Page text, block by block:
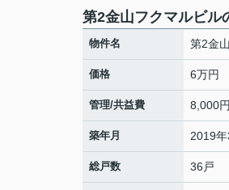
第2金山フクマルビル
物件名 第2金
価格 6万円
管理/共益費 8,000円
築年月 2019年
総戸数 36戸